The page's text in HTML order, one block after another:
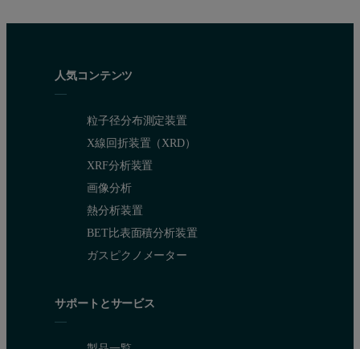
Measurement conditions
人気コンテンツ
粒子径分布測定装置
X線回折装置（XRD）
XRF分析装置
画像分析
熱分析装置
BET比表面積分析装置
ガスピクノメーター
サポートとサービス